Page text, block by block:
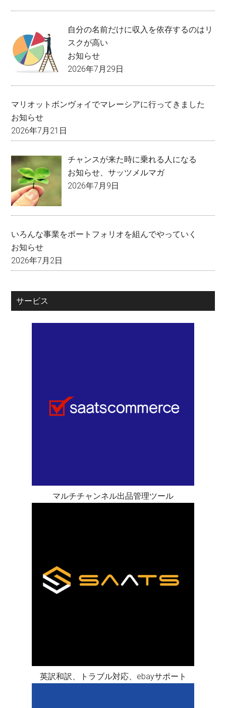
自分の名前だけに収入を依存するのはリ
スクが高い
お知らせ
2026年7月29日
マリオットボンヴォイでマレーシアに行ってきました
お知らせ
2026年7月21日
チャンスが来た時に乗れる人になる
お知らせ 、サッツメルマガ
2026年7月9日
いろんな事業をポートフォリオを組んでやっていく
お知らせ
2026年7月2日
サービス
マルチチャンネル出品管理ツール
英訳和訳、トラブル対応、ebayサポート